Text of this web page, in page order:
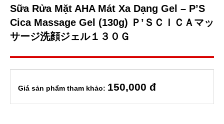
Sữa Rửa Mặt AHA Mát Xa Dạng Gel – P’S
Cica Massage Gel (130g) Ｐ’ＳＣＩＣＡマッ
サージ洗顔ジェル１３０Ｇ
Giá sản phẩm tham khảo: 150,000 đ